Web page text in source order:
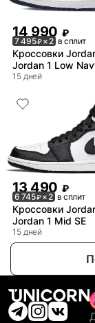
14 990 ₽
7 495₽× 2 в сплит
Кроссовки
Jordan 1 Low
15 дней
13 490 ₽
6 745₽× 2 в сплит
Кроссовки
Jordan 1 Mid SE
15 дней